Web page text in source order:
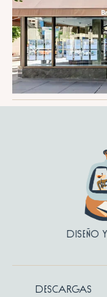
Diseño
Descargas